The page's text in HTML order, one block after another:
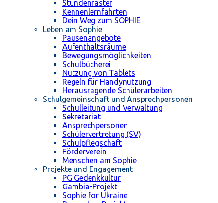
Stundenraster
Kennenlernfahrten
Dein Weg zum SOPHIE
Leben am Sophie
Pausenangebote
Aufenthaltsräume
Bewegungsmöglichkeiten
Schulbücherei
Nutzung von Tablets
Regeln für Handynutzung
Herausragende Schülerarbeiten
Schulgemeinschaft und Ansprechpersonen
Schulleitung und Verwaltung
Sekretariat
Ansprechpersonen
Schülervertretung (SV)
Schulpflegschaft
Förderverein
Menschen am Sophie
Projekte und Engagement
PG Gedenkkultur
Gambia-Projekt
Sophie for Ukraine